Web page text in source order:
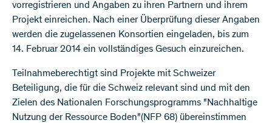
vorregistrieren und Angaben zu ihren Partnern und ihrem
Projekt einreichen. Nach einer Überprüfung dieser Angaben
werden die zugelassenen Konsortien eingeladen, bis zum
14. Februar 2014 ein vollständiges Gesuch einzureichen.
Teilnahmeberechtigt sind Projekte mit Schweizer
Beteiligung, die für die Schweiz relevant sind und mit den
Zielen des Nationalen Forschungsprogramms "Nachhaltige
Nutzung der Ressource Boden"(NFP 68) übereinstimmen